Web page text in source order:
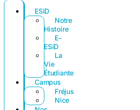
ESiD
Notre
Histoire
E-
ESiD
La
Vie
Étudiante
Campus
Fréjus
Nice